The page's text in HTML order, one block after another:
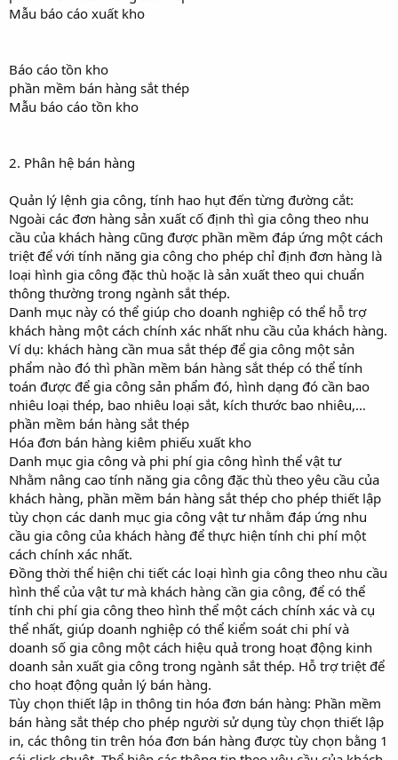
Mẫu báo cáo xuất kho
Báo cáo tồn kho
phần mềm bán hàng sắt thép
Mẫu báo cáo tồn kho
2. Phân hệ bán hàng
Quản lý lệnh gia công, tính hao hụt đến từng đường cắt:
Ngoài các đơn hàng sản xuất cố định thì gia công theo nhu
cầu của khách hàng cũng được phần mềm đáp ứng một cách
triệt để với tính năng gia công cho phép chỉ định đơn hàng là
loại hình gia công đặc thù hoặc là sản xuất theo qui chuẩn
thông thường trong ngành sắt thép.
Danh mục này có thể giúp cho doanh nghiệp có thể hỗ trợ
khách hàng một cách chính xác nhất nhu cầu của khách hàng.
Ví dụ: khách hàng cần mua sắt thép để gia công một sản
phẩm nào đó thì phần mềm bán hàng sắt thép có thể tính
toán được để gia công sản phẩm đó, hình dạng đó cần bao
nhiêu loại thép, bao nhiêu loại sắt, kích thước bao nhiêu,…
phần mềm bán hàng sắt thép
Hóa đơn bán hàng kiêm phiếu xuất kho
Danh mục gia công và phi phí gia công hình thể vật tư
Nhằm nâng cao tính năng gia công đặc thù theo yêu cầu của
khách hàng, phần mềm bán hàng sắt thép cho phép thiết lập
tùy chọn các danh mục gia công vật tư nhằm đáp ứng nhu
cầu gia công của khách hàng để thực hiện tính chi phí một
cách chính xác nhất.
Đồng thời thể hiện chi tiết các loại hình gia công theo nhu cầu
hình thể của vật tư mà khách hàng cần gia công, để có thể
tính chi phí gia công theo hình thể một cách chính xác và cụ
thể nhất, giúp doanh nghiệp có thể kiểm soát chi phí và
doanh số gia công một cách hiệu quả trong hoạt động kinh
doanh sản xuất gia công trong ngành sắt thép. Hỗ trợ triệt để
cho hoạt động quản lý bán hàng.
Tùy chọn thiết lập in thông tin hóa đơn bán hàng: Phần mềm
bán hàng sắt thép cho phép người sử dụng tùy chọn thiết lập
in, các thông tin trên hóa đơn bán hàng được tùy chọn bằng 1